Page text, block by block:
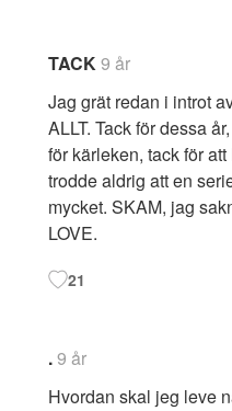
TACK 9 år
Jag grät redan i introt
ALLT. Tack för dessa
för kärleken, tack för
trodde aldrig att en
mycket. SKAM, jag
LOVE.
21
.9 år
Hvordan skal jeg leve